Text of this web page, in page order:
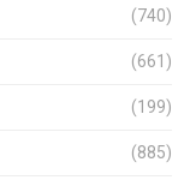
(740)
(661)
(199)
(885)